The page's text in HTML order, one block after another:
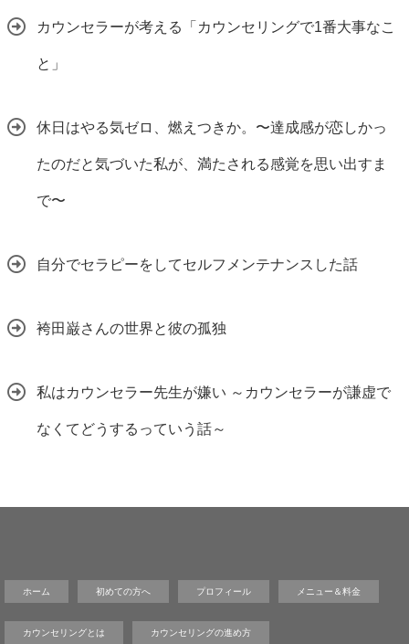
カウンセラーが考える「カウンセリングで1番大事なこ
と」
休日はやる気ゼロ、燃えつきか。〜達成感が恋しかっ
たのだと気づいた私が、満たされる感覚を思い出すま
で〜
自分でセラピーをしてセルフメンテナンスした話
袴田巌さんの世界と彼の孤独
私はカウンセラー先生が嫌い ～カウンセラーが謙虚で
なくてどうするっていう話～
ホーム 初めての方へ プロフィール メニュー＆料金
カウンセリングとは カウンセリングの進め方